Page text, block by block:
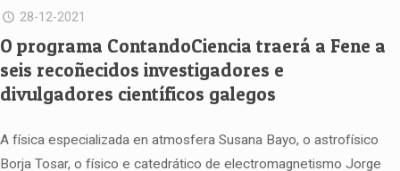
28-12-2021
O programa ContandoCiencia traerá a Fene a
seis recoñecidos investigadores e
divulgadores científicos galegos
A física especializada en atmosfera Susana Bayo, o astrofísico
Borja Tosar, o físico e catedrático de electromagnetismo Jorge